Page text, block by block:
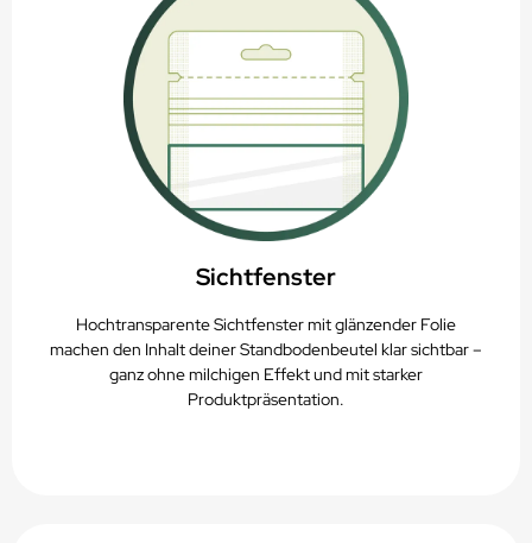
Sichtfenster
Hochtransparente Sichtfenster mit glänzender Folie
machen den Inhalt deiner Standbodenbeutel klar sichtbar –
ganz ohne milchigen Effekt und mit starker
Produktpräsentation.